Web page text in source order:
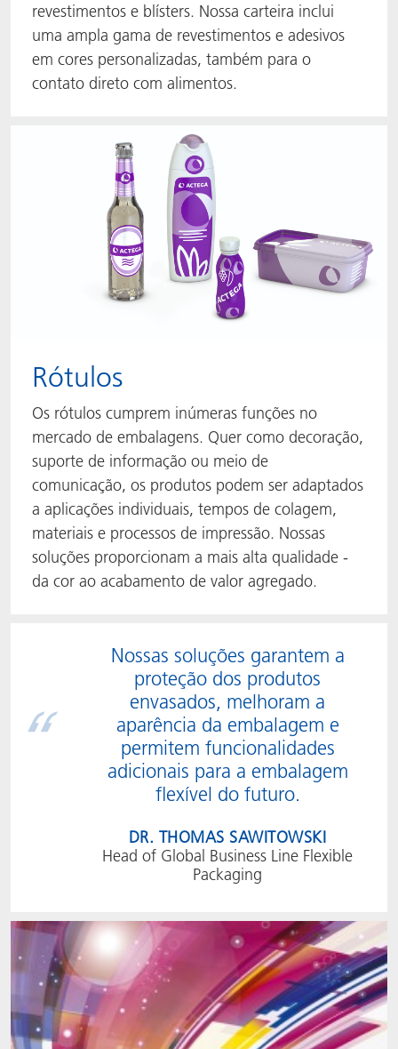
revestimentos e blísters. Nossa carteira inclui
uma ampla gama de revestimentos e adesivos
em cores personalizadas, também para o
contato direto com alimentos.
Rótulos
Os rótulos cumprem inúmeras funções no
mercado de embalagens. Quer como decoração,
suporte de informação ou meio de
comunicação, os produtos podem ser adaptados
a aplicações individuais, tempos de colagem,
materiais e processos de impressão. Nossas
soluções proporcionam a mais alta qualidade -
da cor ao acabamento de valor agregado.
Nossas soluções garantem a
proteção dos produtos
envasados, melhoram a
aparência da embalagem e
permitem funcionalidades
adicionais para a embalagem
flexível do futuro.
DR. THOMAS SAWITOWSKI
Head of Global Business Line Flexible
Packaging